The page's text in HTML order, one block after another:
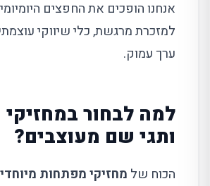
אנחנו הופכים את החפצים
למזכרת מרגשת, כלי שיווקי
ערך עמוק.
למה לבחור
ותגי שם מעוצבים?
הכוח של מחזיקי מפתחות